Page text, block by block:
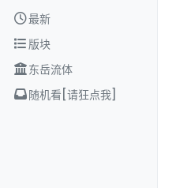
Skip to content
最新
版块
东岳流体
随机看[请狂点我]